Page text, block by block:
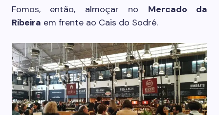
Fomos, então, almoçar no Mercado da
Ribeira em frente ao Cais do Sodré.